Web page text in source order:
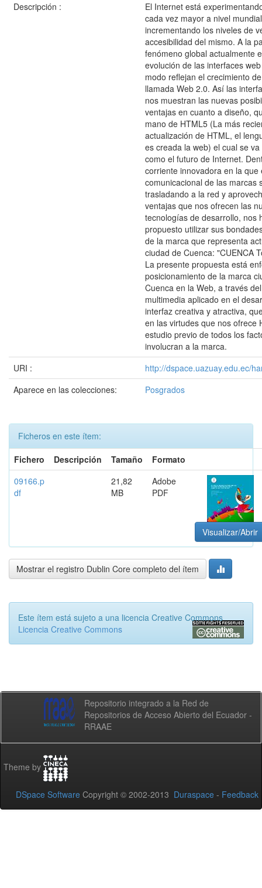
Descripción :
El Internet está
cada vez mayor a nivel
incrementando los niveles de
accesibilidad del mismo. A la
fenómeno global actualmente
evolución de las interfaces
modo reflejan el crecimiento
llamada Web 2.0. Así las
nos muestran las nuevas
ventajas en cuanto a diseño,
mano de HTML5 (La más
actualización de HTML, el
es creada la web) el cual se
como el futuro de Internet.
corriente innovadora en la que
comunicacional de las marcas
trasladando a la red y
ventajas que nos ofrecen las
tecnologías de desarrollo, nos
propuesto utilizar sus
de la marca que representa
ciudad de Cuenca: "CUENCA
La presente propuesta está
posicionamiento de la marca
Cuenca en la Web, a través
multimedia aplicado en el
interfaz creativa y atractiva,
en las virtudes que nos ofrece
estudio previo de todos los
involucran a la marca.
URI :
http://dspace.uazuay.edu.ec/
Aparece en las colecciones:
Posgrados
Ficheros en este ítem:
Fichero
Descripción Tamaño
Formato
09166.p
df
21,82
MB
Adobe
PDF
Visualizar/Abrir
Mostrar el registro Dublin Core completo del ítem
Este ítem está sujeto a una licencia Creative Commons
Licencia Creative Commons
Repositorio integrado a la Red de
Repositorios de Acceso Abierto del Ecuador -
RRAAE
Theme by
DSpace Software Copyright © 2002-2013 Duraspace - Feedback